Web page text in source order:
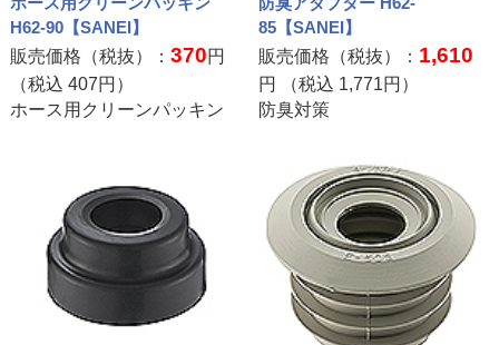
H62-90【SANEI】
販売価格（税抜）： 370円
（税込 407円）
ホース用クリーンパッキン
85【SANEI】
販売価格（税抜）： 1,610
円 （税込 1,771円）
防臭対策